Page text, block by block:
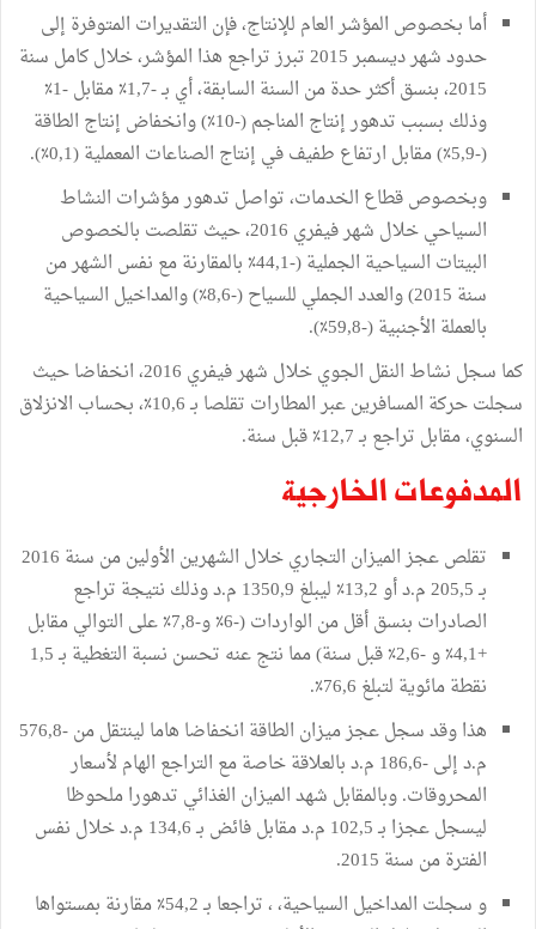
أما بخصوص المؤشر العام للإنتاج، فإن التقديرات المتوفرة إلى
حدود شهر ديسمبر 2015 تبرز تراجع هذا المؤشر، خلال كامل سنة
2015، بنسق أكثر حدة من السنة السابقة، أي بـ -1,7٪ مقابل -1٪
وذلك بسبب تدهور إنتاج المناجم (-10٪) وانخفاض إنتاج الطاقة
(-5,9٪) مقابل ارتفاع طفيف في إنتاج الصناعات المعملية (0,1٪).
وبخصوص قطاع الخدمات، تواصل تدهور مؤشرات النشاط
السياحي خلال شهر فيفري 2016، حيث تقلصت بالخصوص
البيتات السياحية الجملية (-44,1٪ بالمقارنة مع نفس الشهر من
سنة 2015) والعدد الجملي للسياح (-8,6٪) والمداخيل السياحية
بالعملة الأجنبية (-59,8٪).
كما سجل نشاط النقل الجوي خلال شهر فيفري 2016، انخفاضا حيث
سجلت حركة المسافرين عبر المطارات تقلصا بـ 10,6٪، بحساب الانزلاق
السنوي، مقابل تراجع بـ 12,7٪ قبل سنة.
المدفوعات الخارجية
تقلص عجز الميزان التجاري خلال الشهرين الأولين من سنة 2016
بـ 205,5 م.د أو 13,2٪ ليبلغ 1350,9 م.د وذلك نتيجة تراجع
الصادرات بنسق أقل من الواردات (-6٪ و-7,8٪ على التوالي مقابل
+4,1٪ و -2,6٪ قبل سنة) مما نتج عنه تحسن نسبة التغطية بـ 1,5
نقطة مائوية لتبلغ 76,6٪.
هذا وقد سجل عجز ميزان الطاقة انخفاضا هاما لينتقل من -576,8
م.د إلى -186,6 م.د بالعلاقة خاصة مع التراجع الهام لأسعار
المحروقات. وبالمقابل شهد الميزان الغذائي تدهورا ملحوظا
ليسجل عجزا بـ 102,5 م.د مقابل فائض بـ 134,6 م.د خلال نفس
الفترة من سنة 2015.
و سجلت المداخيل السياحية، ، تراجعا بـ 54,2٪ مقارنة بمستواها